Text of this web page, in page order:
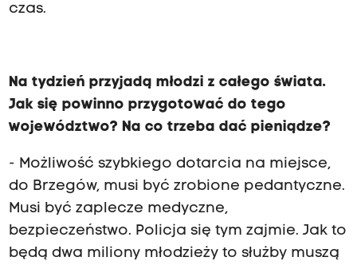
czas.
Na tydzień przyjadą młodzi z całego świata.
Jak się powinno przygotować do tego
województwo? Na co trzeba dać pieniądze?
- Możliwość szybkiego dotarcia na miejsce,
do Brzegów, musi być zrobione pedantyczne.
Musi być zaplecze medyczne,
bezpieczeństwo. Policja się tym zajmie. Jak to
będą dwa miliony młodzieży to służby muszą